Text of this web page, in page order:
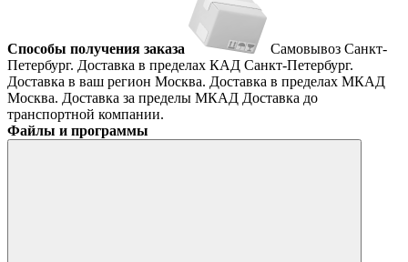
Способы получения заказа Самовывоз Санкт-
Петербург. Доставка в пределах КАД Санкт-Петербург.
Доставка в ваш регион Москва. Доставка в пределах МКАД
Москва. Доставка за пределы МКАД Доставка до
транспортной компании.
Файлы и программы